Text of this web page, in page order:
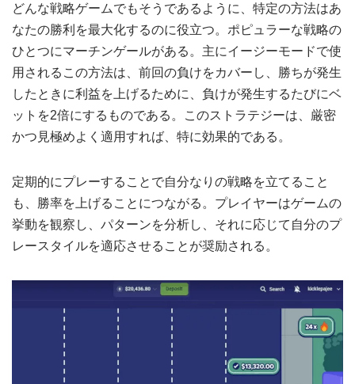
どんな戦略ゲームでもそうであるように、特定の方法はあ
なたの勝利を最大化するのに役立つ。ポピュラーな戦略の
ひとつにマーチンゲールがある。主にイージーモードで使
用されるこの方法は、前回の負けをカバーし、勝ちが発生
したときに利益を上げるために、負けが発生するたびにベ
ットを2倍にするものである。このストラテジーは、厳密
かつ見極めよく適用すれば、特に効果的である。
定期的にプレーすることで自分なりの戦略を立てること
も、勝率を上げることにつながる。プレイヤーはゲームの
挙動を観察し、パターンを分析し、それに応じて自分のプ
レースタイルを適応させることが奨励される。